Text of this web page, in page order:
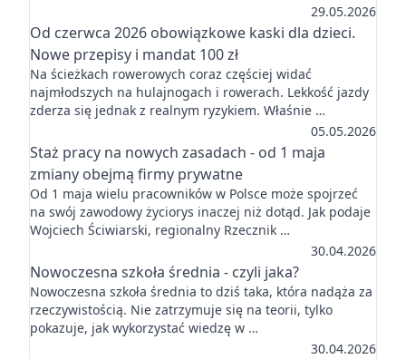
29.05.2026
Od czerwca 2026 obowiązkowe kaski dla dzieci.
Nowe przepisy i mandat 100 zł
Na ścieżkach rowerowych coraz częściej widać
najmłodszych na hulajnogach i rowerach. Lekkość jazdy
zderza się jednak z realnym ryzykiem. Właśnie …
05.05.2026
Staż pracy na nowych zasadach - od 1 maja
zmiany obejmą firmy prywatne
Od 1 maja wielu pracowników w Polsce może spojrzeć
na swój zawodowy życiorys inaczej niż dotąd. Jak podaje
Wojciech Ściwiarski, regionalny Rzecznik …
30.04.2026
Nowoczesna szkoła średnia - czyli jaka?
Nowoczesna szkoła średnia to dziś taka, która nadąża za
rzeczywistością. Nie zatrzymuje się na teorii, tylko
pokazuje, jak wykorzystać wiedzę w …
30.04.2026